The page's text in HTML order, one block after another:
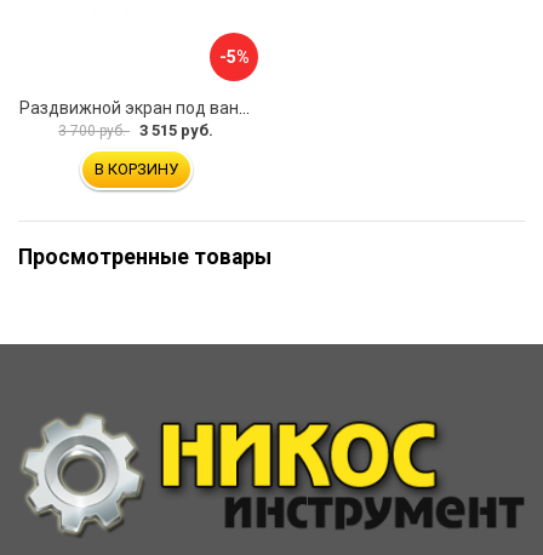
-5%
3 700 руб. 3 515 руб.
В КОРЗИНУ
Просмотренные товары